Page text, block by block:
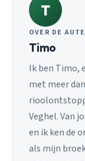
T
OVER DE
Timo
Ik ben Timo,
met meer
Veghel. Van
en ik ken de
als mijn